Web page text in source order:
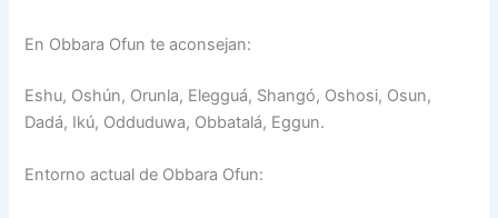
En Obbara Ofun te aconsejan:
Eshu, Oshún, Orunla, Elegguá, Shangó, Oshosi, Osun,
Dadá, Ikú, Odduduwa, Obbatalá, Eggun.
Entorno actual de Obbara Ofun: